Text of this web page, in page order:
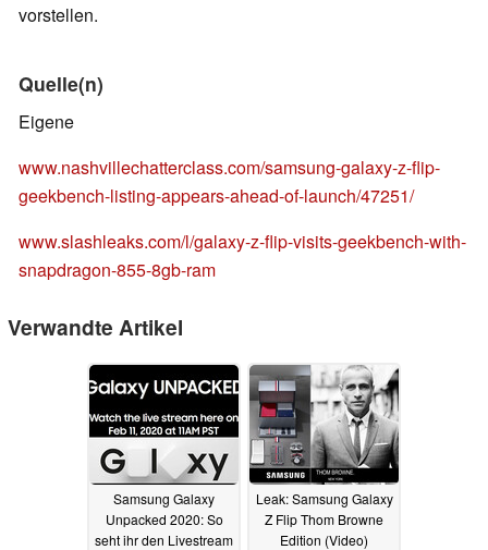
vorstellen.
Quelle(n)
Eigene
www.nashvillechatterclass.com/samsung-galaxy-z-flip-
geekbench-listing-appears-ahead-of-launch/47251/
www.slashleaks.com/l/galaxy-z-flip-visits-geekbench-with-
snapdragon-855-8gb-ram
Verwandte Artikel
Samsung Galaxy
Unpacked 2020: So
seht ihr den Livestream
Leak: Samsung Galaxy
Z Flip Thom Browne
Edition (Video)